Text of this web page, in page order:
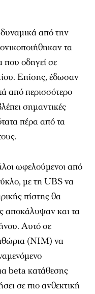
δυναμικά από την
τα
που οδηγεί σε
Επίσης, έδωσαν
από περισσότερο
σημαντικές
πέρα από τα
ωφελούμενοι από
με τη UBS να
πίστης θα
αποκάλυψαν και τα
Αυτό σε
(NIM) να
beta κατάθεσης
σε πιο ανθεκτική